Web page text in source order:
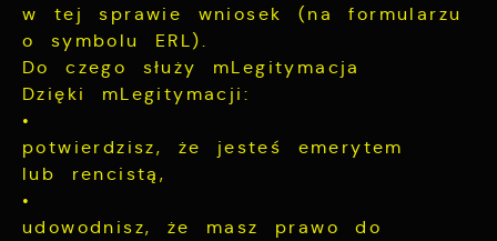
w tej sprawie wniosek (na formularzu
o symbolu ERL).
Do czego służy mLegitymacja
Dzięki mLegitymacji:
•
potwierdzisz, że jesteś emerytem
lub rencistą,
•
udowodnisz, że masz prawo do